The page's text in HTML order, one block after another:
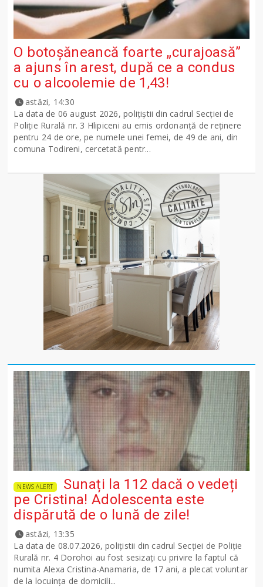
O botoșăneancă foarte „curajoasă”
a ajuns în arest, după ce a condus
cu o alcoolemie de 1,43!
astăzi, 14:30
La data de 06 august 2026, polițiștii din cadrul Secției de
Poliție Rurală nr. 3 Hlipiceni au emis ordonanță de reținere
pentru 24 de ore, pe numele unei femei, de 49 de ani, din
comuna Todireni, cercetată pentr...
NEWS ALERT
Sunați la 112 dacă o vedeți
pe Cristina! Adolescenta este
dispărută de o lună de zile!
astăzi, 13:35
La data de 08.07.2026, polițistii din cadrul Secției de Poliție
Rurală nr. 4 Dorohoi au fost sesizați cu privire la faptul că
numita Alexa Cristina-Anamaria, de 17 ani, a plecat voluntar
de la locuința de domicili...